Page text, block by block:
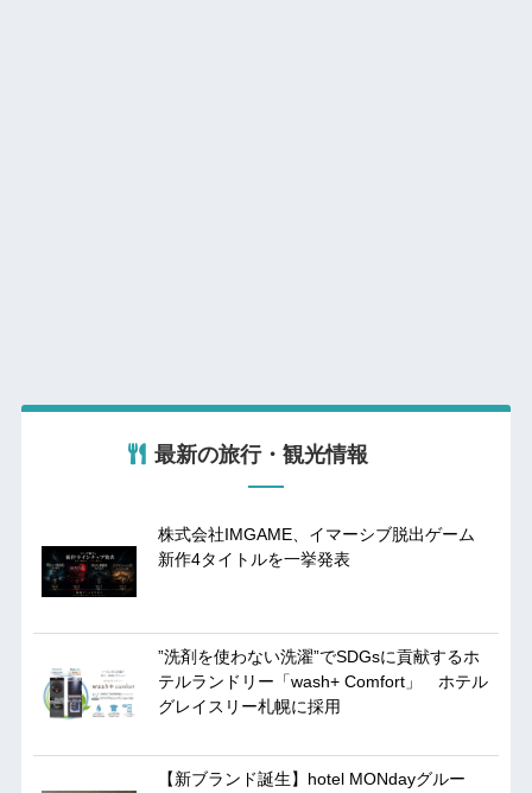
最新の旅行・観光情報
株式会社IMGAME、イマーシブ脱出ゲーム
新作4タイトルを一挙発表
”洗剤を使わない洗濯”でSDGsに貢献するホ
テルランドリー「wash+ Comfort」 ホテル
グレイスリー札幌に採用
【新ブランド誕生】hotel MONdayグルー